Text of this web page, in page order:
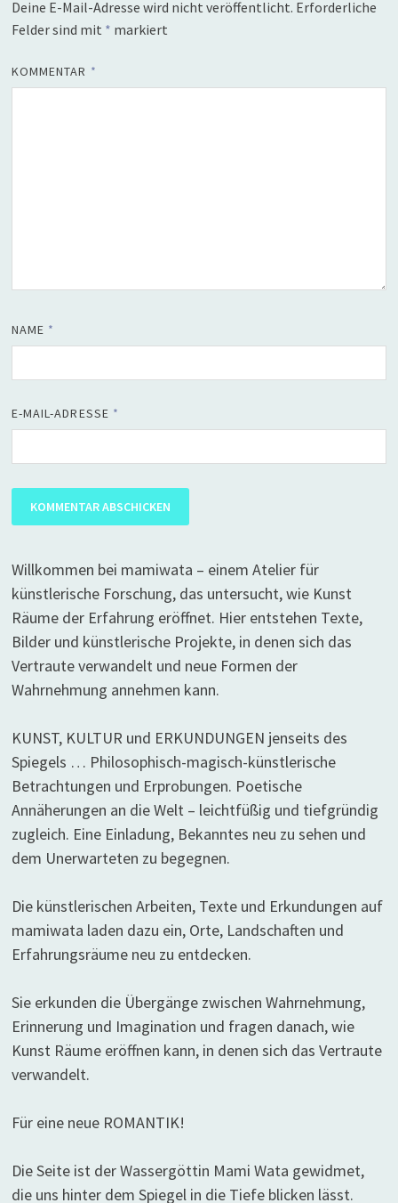
Deine E-Mail-Adresse wird nicht veröffentlicht. Erforderliche
Felder sind mit * markiert
KOMMENTAR *
NAME *
E-MAIL-ADRESSE *
Willkommen bei mamiwata – einem Atelier für
künstlerische Forschung, das untersucht, wie Kunst
Räume der Erfahrung eröffnet. Hier entstehen Texte,
Bilder und künstlerische Projekte, in denen sich das
Vertraute verwandelt und neue Formen der
Wahrnehmung annehmen kann.
KUNST, KULTUR und ERKUNDUNGEN jenseits des
Spiegels … Philosophisch-magisch-künstlerische
Betrachtungen und Erprobungen. Poetische
Annäherungen an die Welt – leichtfüßig und tiefgründig
zugleich. Eine Einladung, Bekanntes neu zu sehen und
dem Unerwarteten zu begegnen.
Die künstlerischen Arbeiten, Texte und Erkundungen auf
mamiwata laden dazu ein, Orte, Landschaften und
Erfahrungsräume neu zu entdecken.
Sie erkunden die Übergänge zwischen Wahrnehmung,
Erinnerung und Imagination und fragen danach, wie
Kunst Räume eröffnen kann, in denen sich das Vertraute
verwandelt.
Für eine neue ROMANTIK!
Die Seite ist der Wassergöttin Mami Wata gewidmet,
die uns hinter dem Spiegel in die Tiefe blicken lässt.